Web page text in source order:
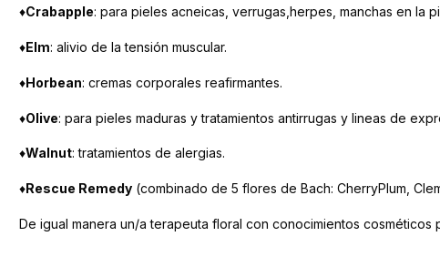
♦Crabapple: para pieles acneicas, verrugas,herpes, manchas en la
♦Elm: alivio de la tensión muscular.
♦Horbean: cremas corporales reafirmantes.
♦Olive: para pieles maduras y tratamientos antirrugas y lineas de
♦Walnut: tratamientos de alergias.
♦Rescue Remedy (combinado de 5 flores de Bach: CherryPlum,
De igual manera un/a terapeuta floral con conocimientos